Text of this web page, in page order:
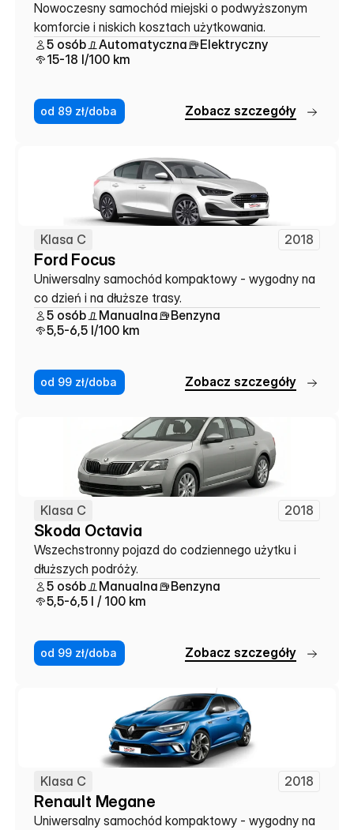
Nowoczesny samochód miejski o podwyższonym
komforcie i niskich kosztach użytkowania.
5 osób
Automatyczna
Elektryczny
15-18 l/100 km
od 89 zł/doba Zobacz szczegóły
Klasa C 2018
Ford Focus
Uniwersalny samochód kompaktowy - wygodny na
co dzień i na dłuższe trasy.
5 osób
Manualna
Benzyna
5,5-6,5 l/100 km
od 99 zł/doba Zobacz szczegóły
Klasa C 2018
Skoda Octavia
Wszechstronny pojazd do codziennego użytku i
dłuższych podróży.
5 osób
Manualna
Benzyna
5,5-6,5 l / 100 km
od 99 zł/doba Zobacz szczegóły
Klasa C 2018
Renault Megane
Uniwersalny samochód kompaktowy - wygodny na